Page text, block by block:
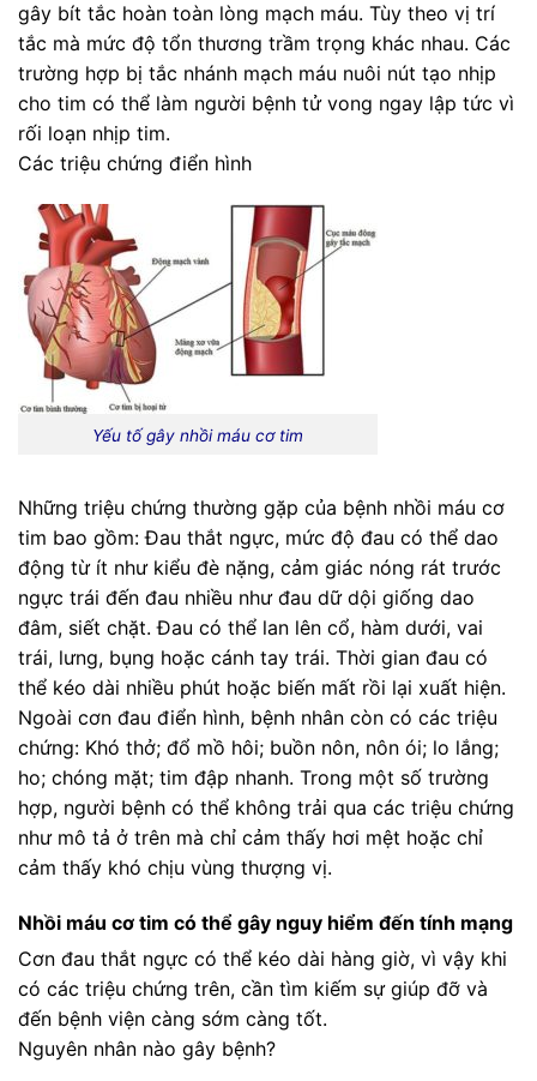
gây bít tắc hoàn toàn lòng mạch máu. Tùy theo vị trí
tắc mà mức độ tổn thương trầm trọng khác nhau. Các
trường hợp bị tắc nhánh mạch máu nuôi nút tạo nhịp
cho tim có thể làm người bệnh tử vong ngay lập tức vì
rối loạn nhịp tim.
Các triệu chứng điển hình
Yếu tố gây nhồi máu cơ tim
Những triệu chứng thường gặp của bệnh nhồi máu cơ
tim bao gồm: Đau thắt ngực, mức độ đau có thể dao
động từ ít như kiểu đè nặng, cảm giác nóng rát trước
ngực trái đến đau nhiều như đau dữ dội giống dao
đâm, siết chặt. Đau có thể lan lên cổ, hàm dưới, vai
trái, lưng, bụng hoặc cánh tay trái. Thời gian đau có
thể kéo dài nhiều phút hoặc biến mất rồi lại xuất hiện.
Ngoài cơn đau điển hình, bệnh nhân còn có các triệu
chứng: Khó thở; đổ mồ hôi; buồn nôn, nôn ói; lo lắng;
ho; chóng mặt; tim đập nhanh. Trong một số trường
hợp, người bệnh có thể không trải qua các triệu chứng
như mô tả ở trên mà chỉ cảm thấy hơi mệt hoặc chỉ
cảm thấy khó chịu vùng thượng vị.
Nhồi máu cơ tim có thể gây nguy hiểm đến tính mạng
Cơn đau thắt ngực có thể kéo dài hàng giờ, vì vậy khi
có các triệu chứng trên, cần tìm kiếm sự giúp đỡ và
đến bệnh viện càng sớm càng tốt.
Nguyên nhân nào gây bệnh?